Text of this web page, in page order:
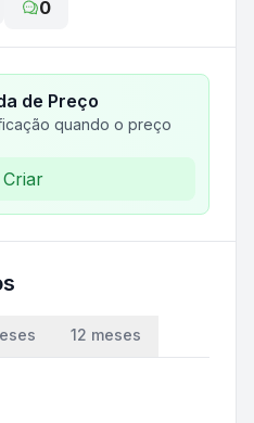
0
de Preço
quando o preço
Criar
12 meses